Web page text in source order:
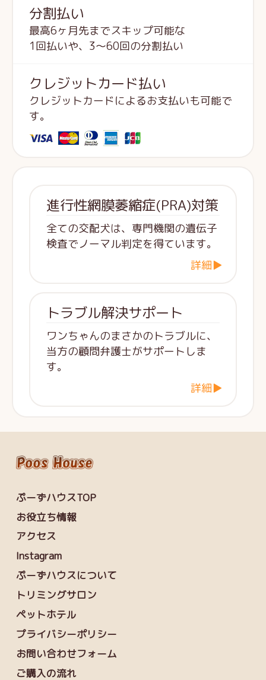
分割払い
最高6ヶ月先までスキップ可能な
1回払いや、3～60回の分割払い
クレジットカード払い
クレジットカードによるお支払いも可能で
す。
進行性網膜萎縮症(PRA)対策
全ての交配犬は、専門機関の遺伝子
検査でノーマル判定を得ています。
詳細▶
トラブル解決サポート
ワンちゃんのまさかのトラブルに、
当方の顧問弁護士がサポートしま
す。
詳細▶
ぷーずハウスTOP
お役立ち情報
アクセス
Instagram
ぷーずハウスについて
トリミングサロン
ペットホテル
プライバシーポリシー
お問い合わせフォーム
ご購入の流れ